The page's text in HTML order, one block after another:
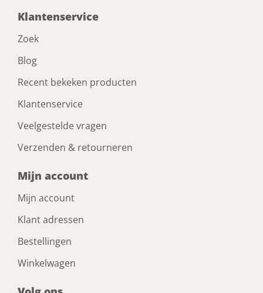
Klantenservice
Zoek
Blog
Recent bekeken producten
Klantenservice
Veelgestelde vragen
Verzenden & retourneren
Mijn account
Mijn account
Klant adressen
Bestellingen
Winkelwagen